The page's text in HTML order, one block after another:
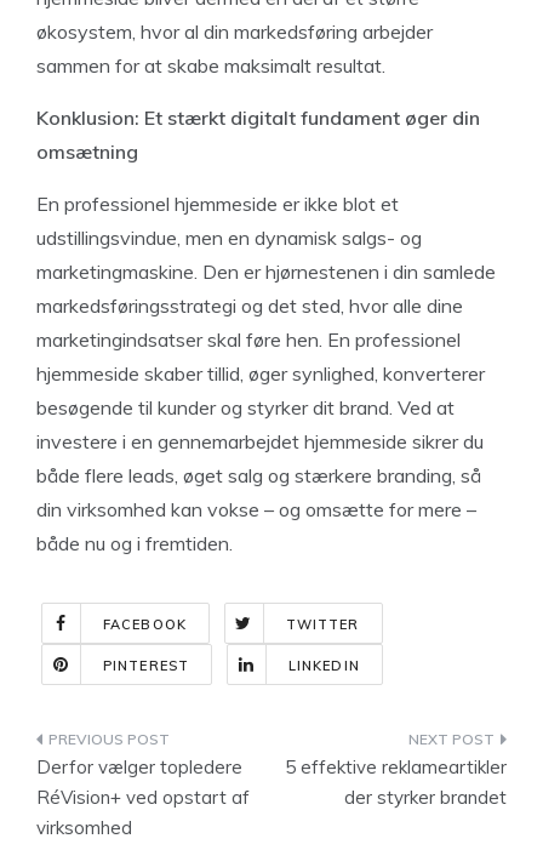
økosystem, hvor al din markedsføring arbejder
sammen for at skabe maksimalt resultat.
Konklusion: Et stærkt digitalt fundament øger din
omsætning
En professionel hjemmeside er ikke blot et
udstillingsvindue, men en dynamisk salgs- og
marketingmaskine. Den er hjørnestenen i din samlede
markedsføringsstrategi og det sted, hvor alle dine
marketingindsatser skal føre hen. En professionel
hjemmeside skaber tillid, øger synlighed, konverterer
besøgende til kunder og styrker dit brand. Ved at
investere i en gennemarbejdet hjemmeside sikrer du
både flere leads, øget salg og stærkere branding, så
din virksomhed kan vokse – og omsætte for mere –
både nu og i fremtiden.
FACEBOOK TWITTER
PINTEREST LINKEDIN
Indlægsnavigation
Derfor vælger topledere
RéVision+ ved opstart af
virksomhed
5 effektive reklameartikler
der styrker brandet